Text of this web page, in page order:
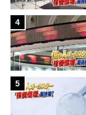
4
5